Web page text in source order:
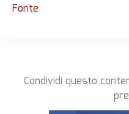
Fonte
Condividi questo